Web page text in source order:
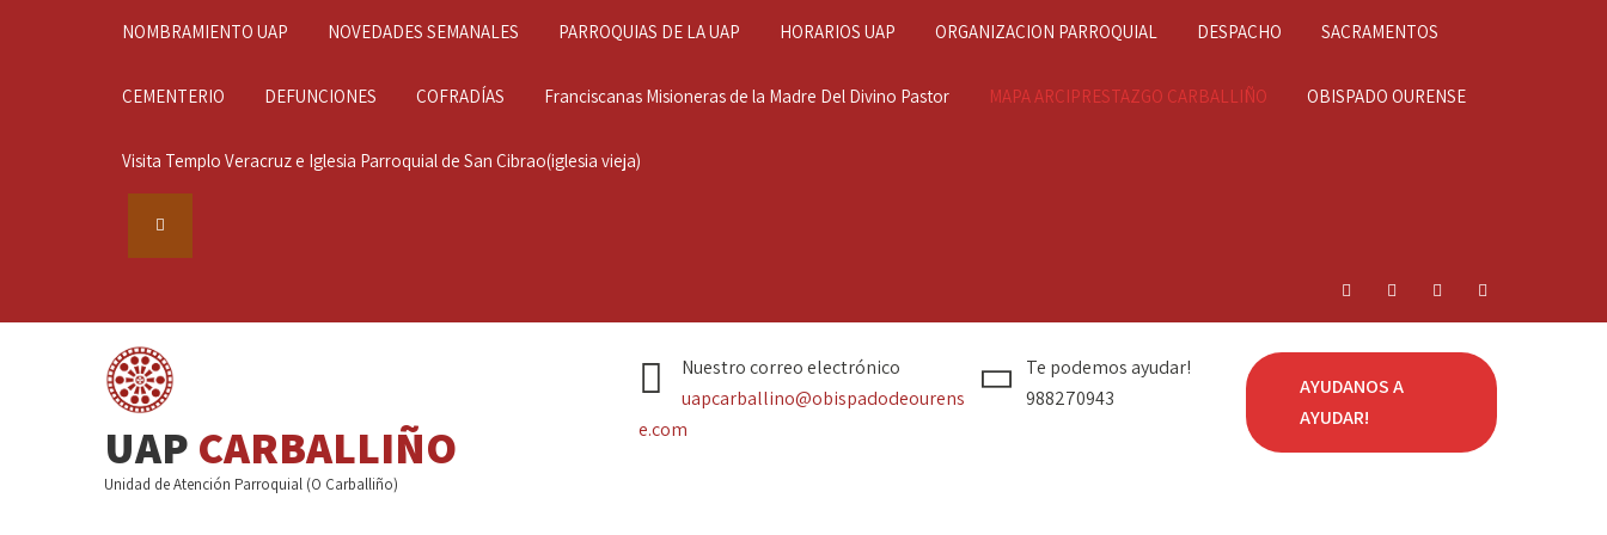
NOMBRAMIENTO UAP NOVEDADES SEMANALES PARROQUIAS DE LA UAP HORARIOS UAP ORGANIZACION PARROQUIAL DESPACHO SACRAMENTOS
CEMENTERIO DEFUNCIONES COFRADÍAS Franciscanas Misioneras de la Madre Del Divino Pastor MAPA ARCIPRESTAZGO CARBALLIÑO OBISPADO OURENSE
Visita Templo Veracruz e Iglesia Parroquial de San Cibrao(iglesia vieja)
UAP CARBALLIÑO
Unidad de Atención Parroquial (O Carballiño)
Nuestro correo electrónico
uapcarballino@obispadodeourens
e.com
Te podemos ayudar!
988270943
AYUDANOS A
AYUDAR!